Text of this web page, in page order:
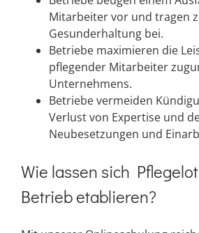
Mitarbeiter vor und tragen
Gesunderhaltung bei.
Betriebe maximieren die
pflegender Mitarbeiter
Unternehmens.
Betriebe vermeiden
Verlust von Expertise und
Neubesetzungen und
Wie lassen sich
Betrieb etablieren?